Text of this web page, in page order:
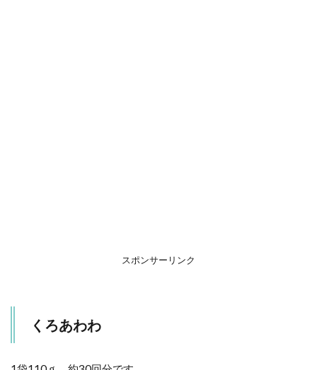
スポンサーリンク
くろあわわ